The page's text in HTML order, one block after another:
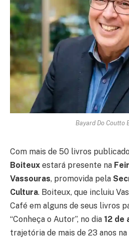
Bayard Do Coutto
Com mais de 50 livros
Boiteux estará presente na
Vassouras, promovida pela
Cultura. Boiteux, que incluiu
Café em alguns de seus livros
“Conheça o Autor”, no dia 12 de
trajetória de mais de 23 anos